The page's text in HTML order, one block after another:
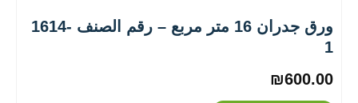
ورق جدران 16 متر مربع – رقم الصنف ‎1614-
1
₪600.00